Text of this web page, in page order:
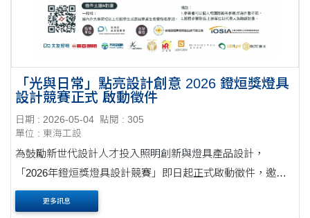
「光與日常」點亮設計創意 2026 鐙烜獎燈具
設計競賽正式 啟動徵件
日期 : 2026-05-04 點閱 : 305
單位 : 東海工設
為鼓勵新世代設計人才投入照明創新與燈具產品設計，
「2026年鐙烜獎燈具設計競賽」即日起正式啟動徵件，邀請
全國大專院校在學學生與應屆畢業生踴躍參與，以創意與設
計思維探索光與生活的更多可能性。本屆競賽徵....
更多訊息